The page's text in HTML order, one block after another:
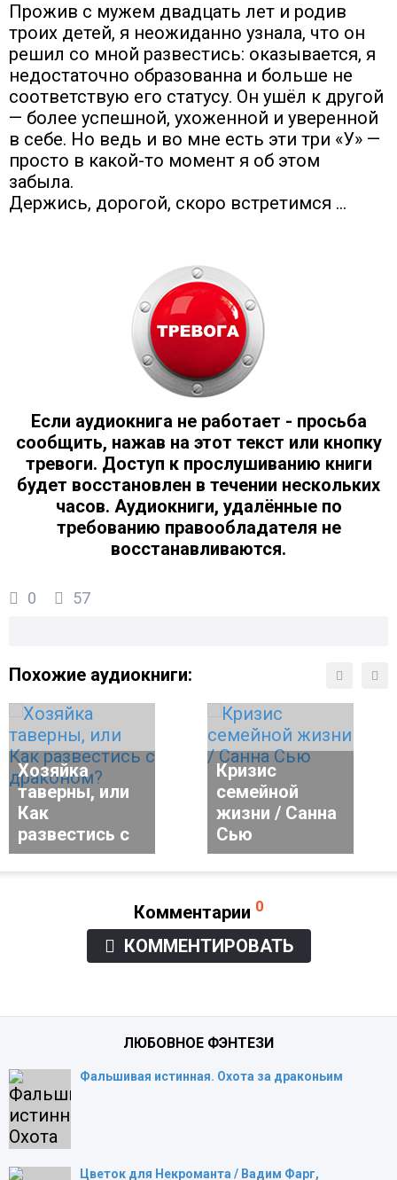
Прожив с мужем двадцать лет и родив
троих детей, я неожиданно узнала, что он
решил со мной развестись: оказывается, я
недостаточно образованна и больше не
соответствую его статусу. Он ушёл к другой
— более успешной, ухоженной и уверенной
в себе. Но ведь и во мне есть эти три «У» —
просто в какой-то момент я об этом
забыла.
Держись, дорогой, скоро встретимся …
Если аудиокнига не работает - просьба
сообщить, нажав на этот текст или кнопку
тревоги. Доступ к прослушиванию книги
будет восстановлен в течении нескольких
часов. Аудиокниги, удалённые по
требованию правообладателя не
восстанавливаются.
0 57
Похожие аудиокниги:
Хозяйка
таверны, или
Как
развестись с
Кризис
семейной
жизни / Санна
Сью
Комментарии 0
КОММЕНТИРОВАТЬ
ЛЮБОВНОЕ ФЭНТЕЗИ
Фальшивая истинная. Охота за драконьим
Цветок для Некроманта / Вадим Фарг,